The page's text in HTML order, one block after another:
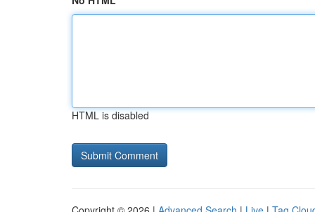
HTML is disabled